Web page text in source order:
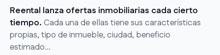
Reental lanza ofertas inmobiliarias cada cierto
tiempo. Cada una de ellas tiene sus características
propias, tipo de inmueble, ciudad, beneficio
estimado...